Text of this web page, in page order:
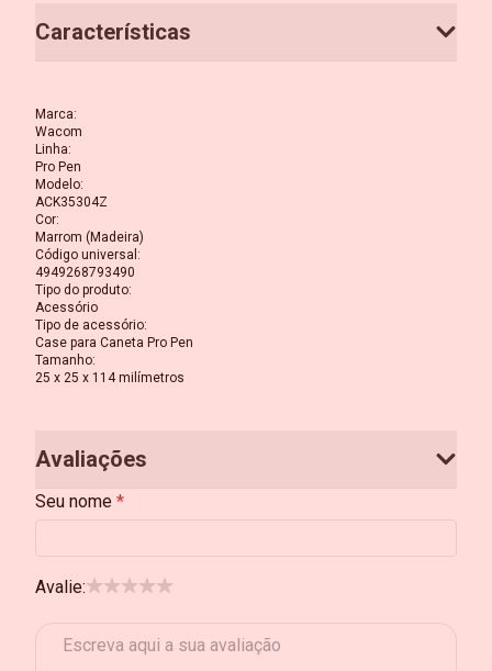
Características
Marca:
Wacom
Linha:
Pro Pen
Modelo:
ACK35304Z
Cor:
Marrom (Madeira)
Código universal :
4949268793490
Tipo do produto:
Acessório
Tipo de acessório:
Case para Caneta Pro Pen
Tamanho:
25 x 25 x 114 milímetros
Avaliações
Seu nome
Avalie: